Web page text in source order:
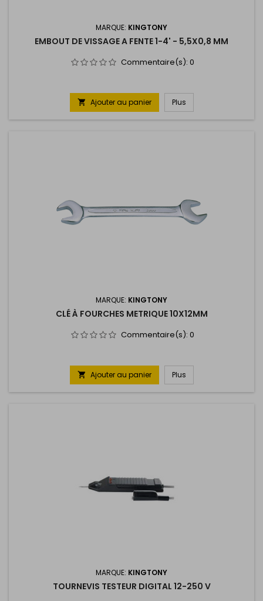
MARQUE: KINGTONY
EMBOUT DE VISSAGE A FENTE 1-4' - 5,5X0,8 MM
Commentaire(s): 0
 Ajouter au panier Plus
MARQUE: KINGTONY
CLÉ À FOURCHES METRIQUE 10X12MM
Commentaire(s): 0
 Ajouter au panier Plus
MARQUE: KINGTONY
TOURNEVIS TESTEUR DIGITAL 12-250 V